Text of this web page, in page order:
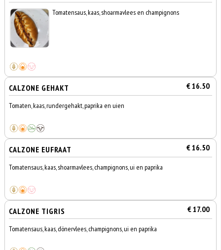
Tomatensaus, kaas, shoarmavlees en champignons
CALZONE GEHAKT € 16.50
Tomaten, kaas, rundergehakt, paprika en uien
CALZONE EUFRAAT € 16.50
Tomatensaus, kaas, shoarmavlees, champignons, ui en paprika
CALZONE TIGRIS € 17.00
Tomatensaus, kaas, dönervlees, champignons, ui en paprika